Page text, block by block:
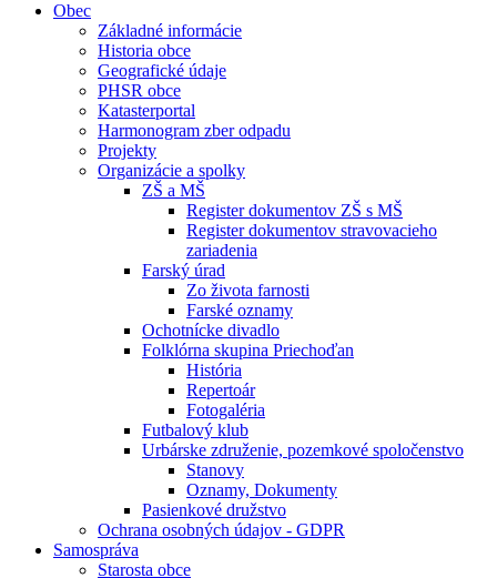
Obec
Základné informácie
Historia obce
Geografické údaje
PHSR obce
Katasterportal
Harmonogram zber odpadu
Projekty
Organizácie a spolky
ZŠ a MŠ
Register dokumentov ZŠ s MŠ
Register dokumentov stravovacieho
zariadenia
Farský úrad
Zo života farnosti
Farské oznamy
Ochotnícke divadlo
Folklórna skupina Priechoďan
História
Repertoár
Fotogaléria
Futbalový klub
Urbárske združenie, pozemkové spoločenstvo
Stanovy
Oznamy, Dokumenty
Pasienkové družstvo
Ochrana osobných údajov - GDPR
Samospráva
Starosta obce